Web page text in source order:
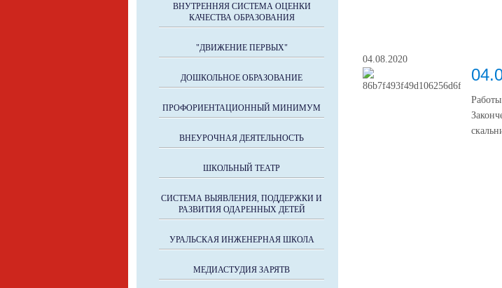
04.08.2020
ВНУТРЕННЯЯ СИСТЕМА ОЦЕНКИ
КАЧЕСТВА ОБРАЗОВАНИЯ
"ДВИЖЕНИЕ ПЕРВЫХ"
ДОШКОЛЬНОЕ ОБРАЗОВАНИЕ
ПРОФОРИЕНТАЦИОННЫЙ МИНИМУМ
ВНЕУРОЧНАЯ ДЕЯТЕЛЬНОСТЬ
ШКОЛЬНЫЙ ТЕАТР
СИСТЕМА ВЫЯВЛЕНИЯ, ПОДДЕРЖКИ И
РАЗВИТИЯ ОДАРЕННЫХ ДЕТЕЙ
УРАЛЬСКАЯ ИНЖЕНЕРНАЯ ШКОЛА
МЕДИАСТУДИЯ ЗАРЯТВ